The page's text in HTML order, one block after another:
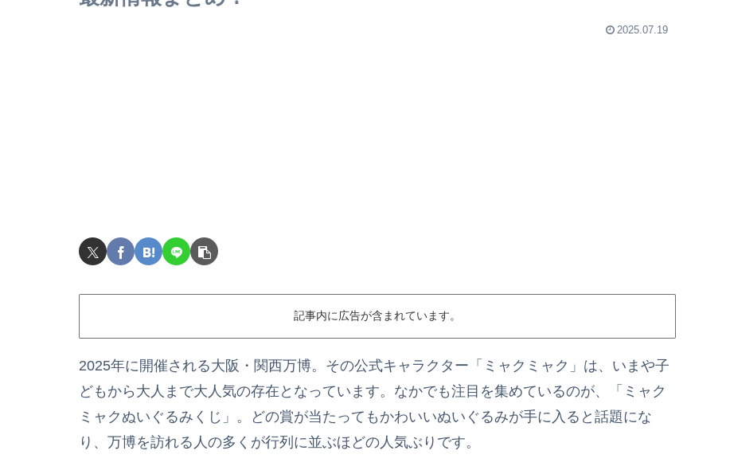
2025.07.19
記事内に広告が含まれています。
2025年に開催される大阪・関西万博。その公式キャラクター「ミャクミャク」は、いまや子
どもから大人まで大人気の存在となっています。なかでも注目を集めているのが、「ミャク
ミャクぬいぐるみくじ」。どの賞が当たってもかわいいぬいぐるみが手に入ると話題にな
り、万博を訪れる人の多くが行列に並ぶほどの人気ぶりです。